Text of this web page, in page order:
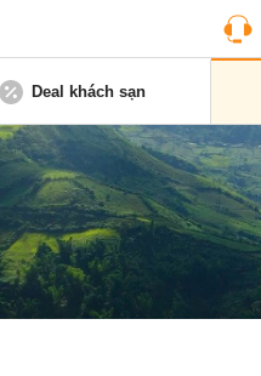
Deal khách sạn